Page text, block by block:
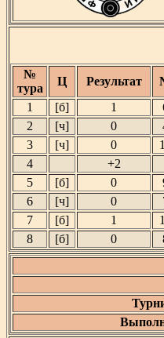
№
тура
Ц Результат
1
[б] 1
2
[ч] 0
3
[ч] 0
4
+2
5
[б] 0
6
[ч] 0
7
[б] 1
8
[б] 0